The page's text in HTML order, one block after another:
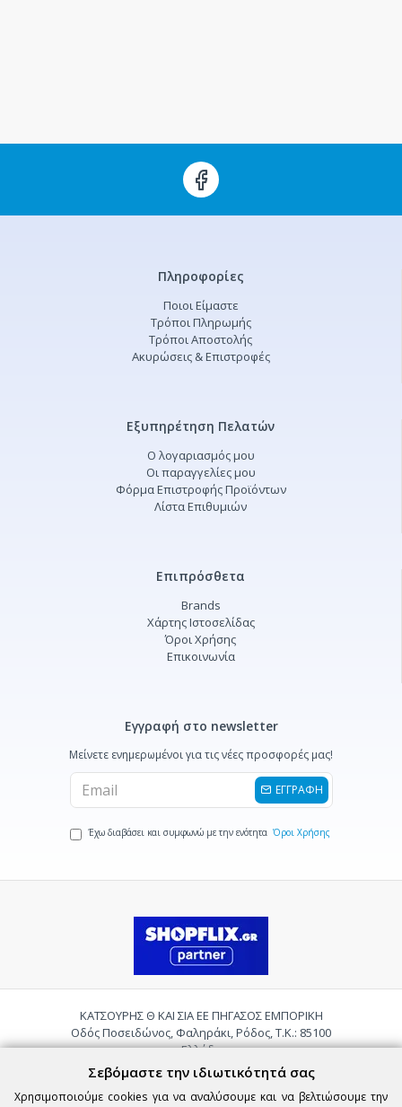
Πληροφορίες
Ποιοι Είμαστε
Τρόποι Πληρωμής
Τρόποι Αποστολής
Ακυρώσεις & Επιστροφές
Εξυπηρέτηση Πελατών
Ο λογαριασμός μου
Οι παραγγελίες μου
Φόρμα Επιστροφής Προϊόντων
Λίστα Επιθυμιών
Επιπρόσθετα
Brands
Χάρτης Ιστοσελίδας
Όροι Χρήσης
Επικοινωνία
Εγγραφή στο newsletter
Μείνετε ενημερωμένοι για τις νέες προσφορές μας!
ΕΓΓΡΑΦΗ
Έχω διαβάσει και συμφωνώ με την ενότητα Όροι Χρήσης
ΚΑΤΣΟΥΡΗΣ Θ ΚΑΙ ΣΙΑ ΕΕ ΠΗΓΑΣΟΣ ΕΜΠΟΡΙΚΗ
Οδός Ποσειδώνος, Φαληράκι, Ρόδος, Τ.Κ.: 85100
Ελλάδα
Τηλ.:2241085059
Email:
pigasosemporiki@gmail.com
Σεβόμαστε την ιδιωτικότητά σας
Χρησιμοποιούμε cookies για να αναλύσουμε και να βελτιώσουμε την